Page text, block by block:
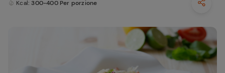
Kcal: 300-400 Per porzione